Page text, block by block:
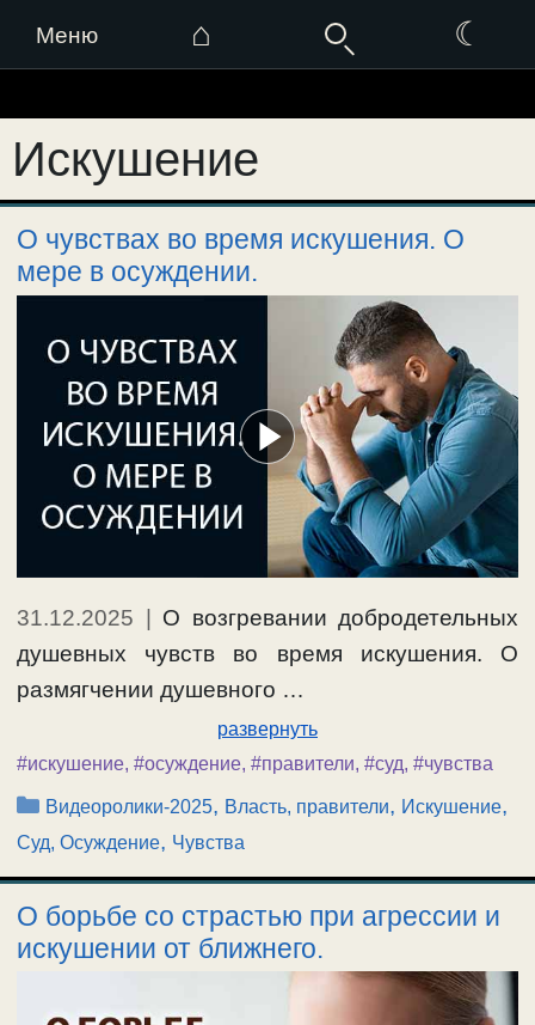
Меню ⌂ ☾
к
содержимому
Искушение
О чувствах во время искушения. О
мере в осуждении.
31.12.2025 | О возгревании добродетельных
душевных чувств во время искушения. О
размягчении душевного …
развернуть
#искушение, #осуждение, #правители, #суд, #чувства
Рубрики
Видеоролики-2025, Власть, правители, Искушение,
Суд, Осуждение, Чувства
О борьбе со страстью при агрессии и
искушении от ближнего.